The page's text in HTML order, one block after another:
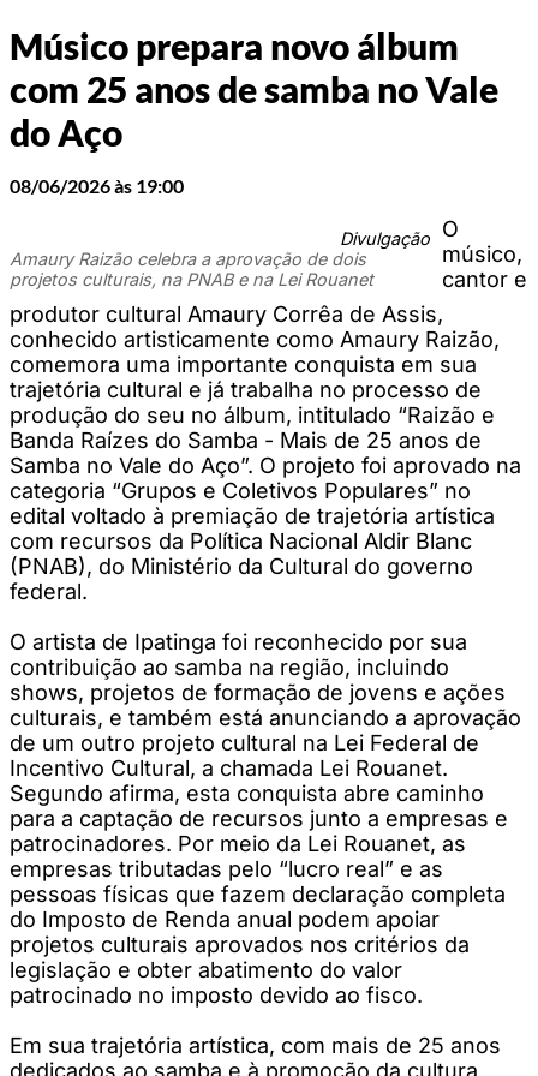
Músico prepara novo álbum
com 25 anos de samba no Vale
do Aço
08/06/2026 às 19:00
Divulgação
Amaury Raizão celebra a aprovação de dois
projetos culturais, na PNAB e na Lei Rouanet
O
músico,
cantor e
produtor cultural Amaury Corrêa de Assis,
conhecido artisticamente como Amaury Raizão,
comemora uma importante conquista em sua
trajetória cultural e já trabalha no processo de
produção do seu no álbum, intitulado “Raizão e
Banda Raízes do Samba - Mais de 25 anos de
Samba no Vale do Aço”. O projeto foi aprovado na
categoria “Grupos e Coletivos Populares” no
edital voltado à premiação de trajetória artística
com recursos da Política Nacional Aldir Blanc
(PNAB), do Ministério da Cultural do governo
federal.
O artista de Ipatinga foi reconhecido por sua
contribuição ao samba na região, incluindo
shows, projetos de formação de jovens e ações
culturais, e também está anunciando a aprovação
de um outro projeto cultural na Lei Federal de
Incentivo Cultural, a chamada Lei Rouanet.
Segundo afirma, esta conquista abre caminho
para a captação de recursos junto a empresas e
patrocinadores. Por meio da Lei Rouanet, as
empresas tributadas pelo “lucro real” e as
pessoas físicas que fazem declaração completa
do Imposto de Renda anual podem apoiar
projetos culturais aprovados nos critérios da
legislação e obter abatimento do valor
patrocinado no imposto devido ao fisco.
Em sua trajetória artística, com mais de 25 anos
dedicados ao samba e à promoção da cultura